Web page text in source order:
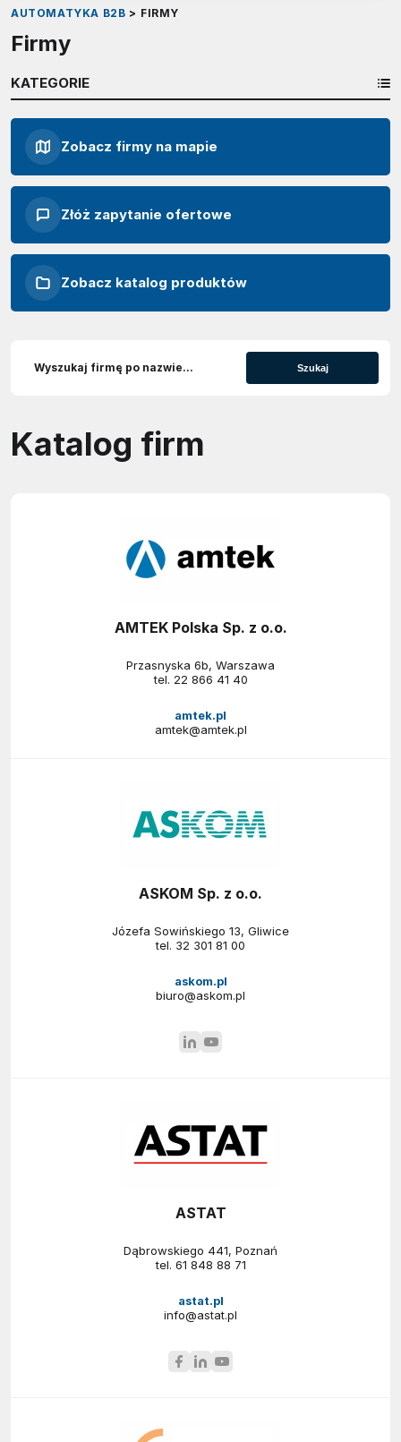
AUTOMATYKA B2B > FIRMY
Firmy
KATEGORIE
Zobacz firmy na mapie
Złóż zapytanie ofertowe
Zobacz katalog produktów
Szukaj
Katalog firm
AMTEK Polska Sp. z o.o.
Przasnyska 6b, Warszawa
tel. 22 866 41 40
amtek.pl
amtek@amtek.pl
ASKOM Sp. z o.o.
Józefa Sowińskiego 13, Gliwice
tel. 32 301 81 00
askom.pl
biuro@askom.pl
ASTAT
Dąbrowskiego 441, Poznań
tel. 61 848 88 71
astat.pl
info@astat.pl